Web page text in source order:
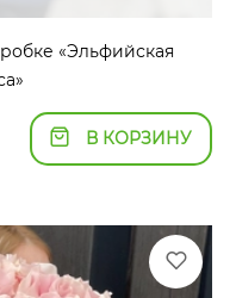
«Эльфийская
В КОРЗИНУ